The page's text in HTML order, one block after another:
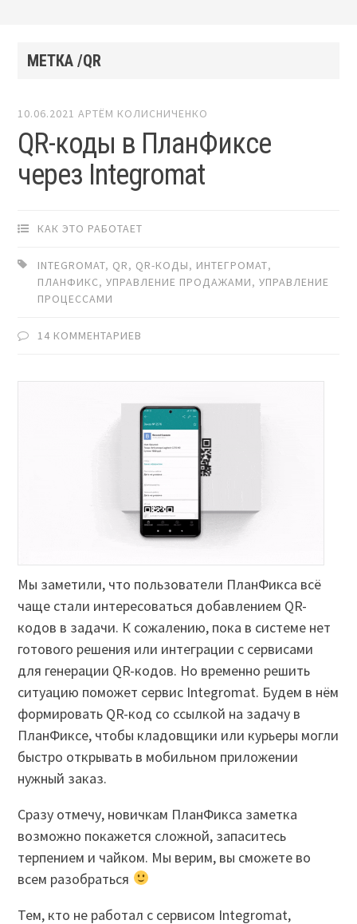
МЕТКА /QR
10.06.2021 АРТЁМ КОЛИСНИЧЕНКО
QR-коды в ПланФиксе
через Integromat
КАК ЭТО РАБОТАЕТ
INTEGROMAT, QR, QR-КОДЫ, ИНТЕГРОМАТ,
ПЛАНФИКС,УПРАВЛЕНИЕ ПРОДАЖАМИ,УПРАВЛЕНИЕ
ПРОЦЕССАМИ
14 КОММЕНТАРИЕВ
Мы заметили, что пользователи ПланФикса всё
чаще стали интересоваться добавлением QR-
кодов в задачи. К сожалению, пока в системе нет
готового решения или интеграции с сервисами
для генерации QR-кодов. Но временно решить
ситуацию поможет сервис Integromat. Будем в нём
формировать QR-код со ссылкой на задачу в
ПланФиксе, чтобы кладовщики или курьеры могли
быстро открывать в мобильном приложении
нужный заказ.
Сразу отмечу, новичкам ПланФикса заметка
возможно покажется сложной, запаситесь
терпением и чайком. Мы верим, вы сможете во
всем разобраться
Тем, кто не работал с сервисом Integromat,